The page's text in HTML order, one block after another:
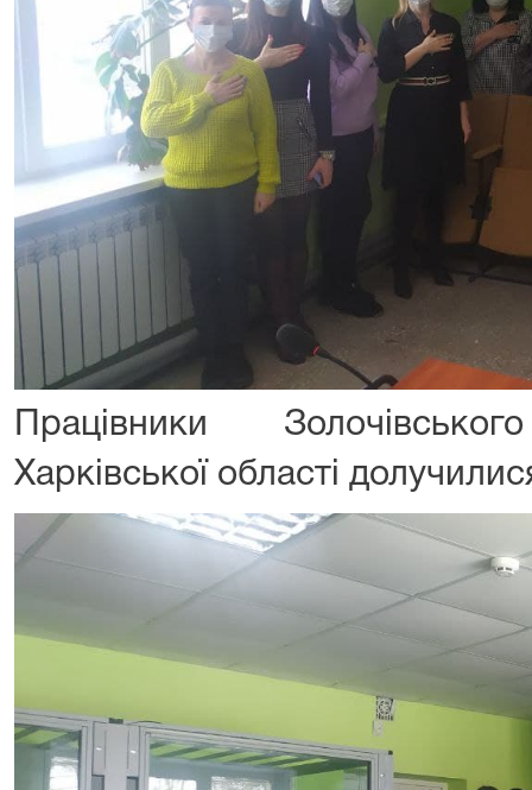
Працівники
Харківської області